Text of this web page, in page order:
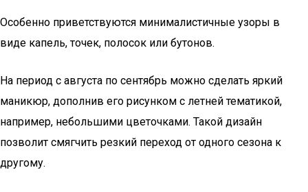
Особенно приветствуются минималистичные узоры в
виде капель, точек, полосок или бутонов.
На период с августа по сентябрь можно сделать яркий
маникюр, дополнив его рисунком с летней тематикой,
например, небольшими цветочками. Такой дизайн
позволит смягчить резкий переход от одного сезона к
другому.